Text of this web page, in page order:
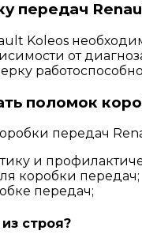
передач
Koleos
от
поломок
передач
и
коробки передач;
передач;
строя?